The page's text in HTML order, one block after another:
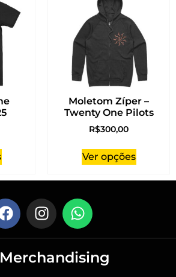
Moletom Zíper –
Twenty One Pilots
R$300,00
Ver opções